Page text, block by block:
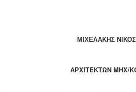
ΜΙΧΕΛΑΚΗΣ ΝΙΚΟΣ
ΑΡΧΙΤΕΚΤΩΝ ΜΗΧ/